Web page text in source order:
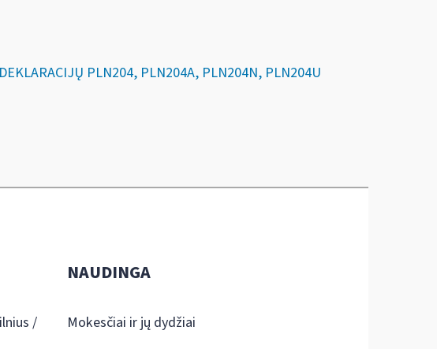
PLN204, PLN204A, PLN204N, PLN204U
/
NAUDINGA
Mokesčiai ir jų dydžiai